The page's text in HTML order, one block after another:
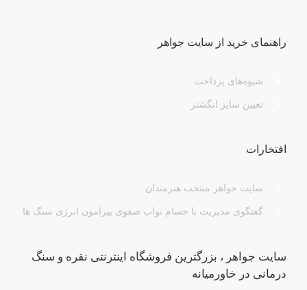
راهنمای خرید از سایت جواهر
شیوه‌های پرداخت
تعیین سایز انگشتر
افتخارات
سایت جواهر منتخب هنرمندان
گفتگوی مدیریت با حسام نواب صفوی پیرامون انرژی سنگ ها
سایت جواهر ، بزرگترین فروشگاه اینترنتی نقره و سنگ
درمانی در خاورمیانه